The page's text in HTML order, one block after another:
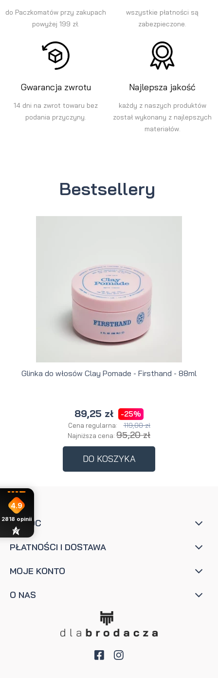
do Paczkomatów przy zakupach
powyżej 199 zł.
wszystkie płatności są
zabezpieczone.
Gwarancja zwrotu
14 dni na zwrot towaru bez
podania przyczyny.
Najlepsza jakość
każdy z naszych produktów
został wykonany z najlepszych
materiałów.
Bestsellery
Glinka do włosów Clay Pomade - Firsthand - 88ml
89,25 zł -25%
Cena regularna: 119,00 zł
Najniższa cena: 95,20 zł
DO KOSZYKA
POMOC
PŁATNOŚCI I DOSTAWA
MOJE KONTO
O NAS
4.9
2818 opinii